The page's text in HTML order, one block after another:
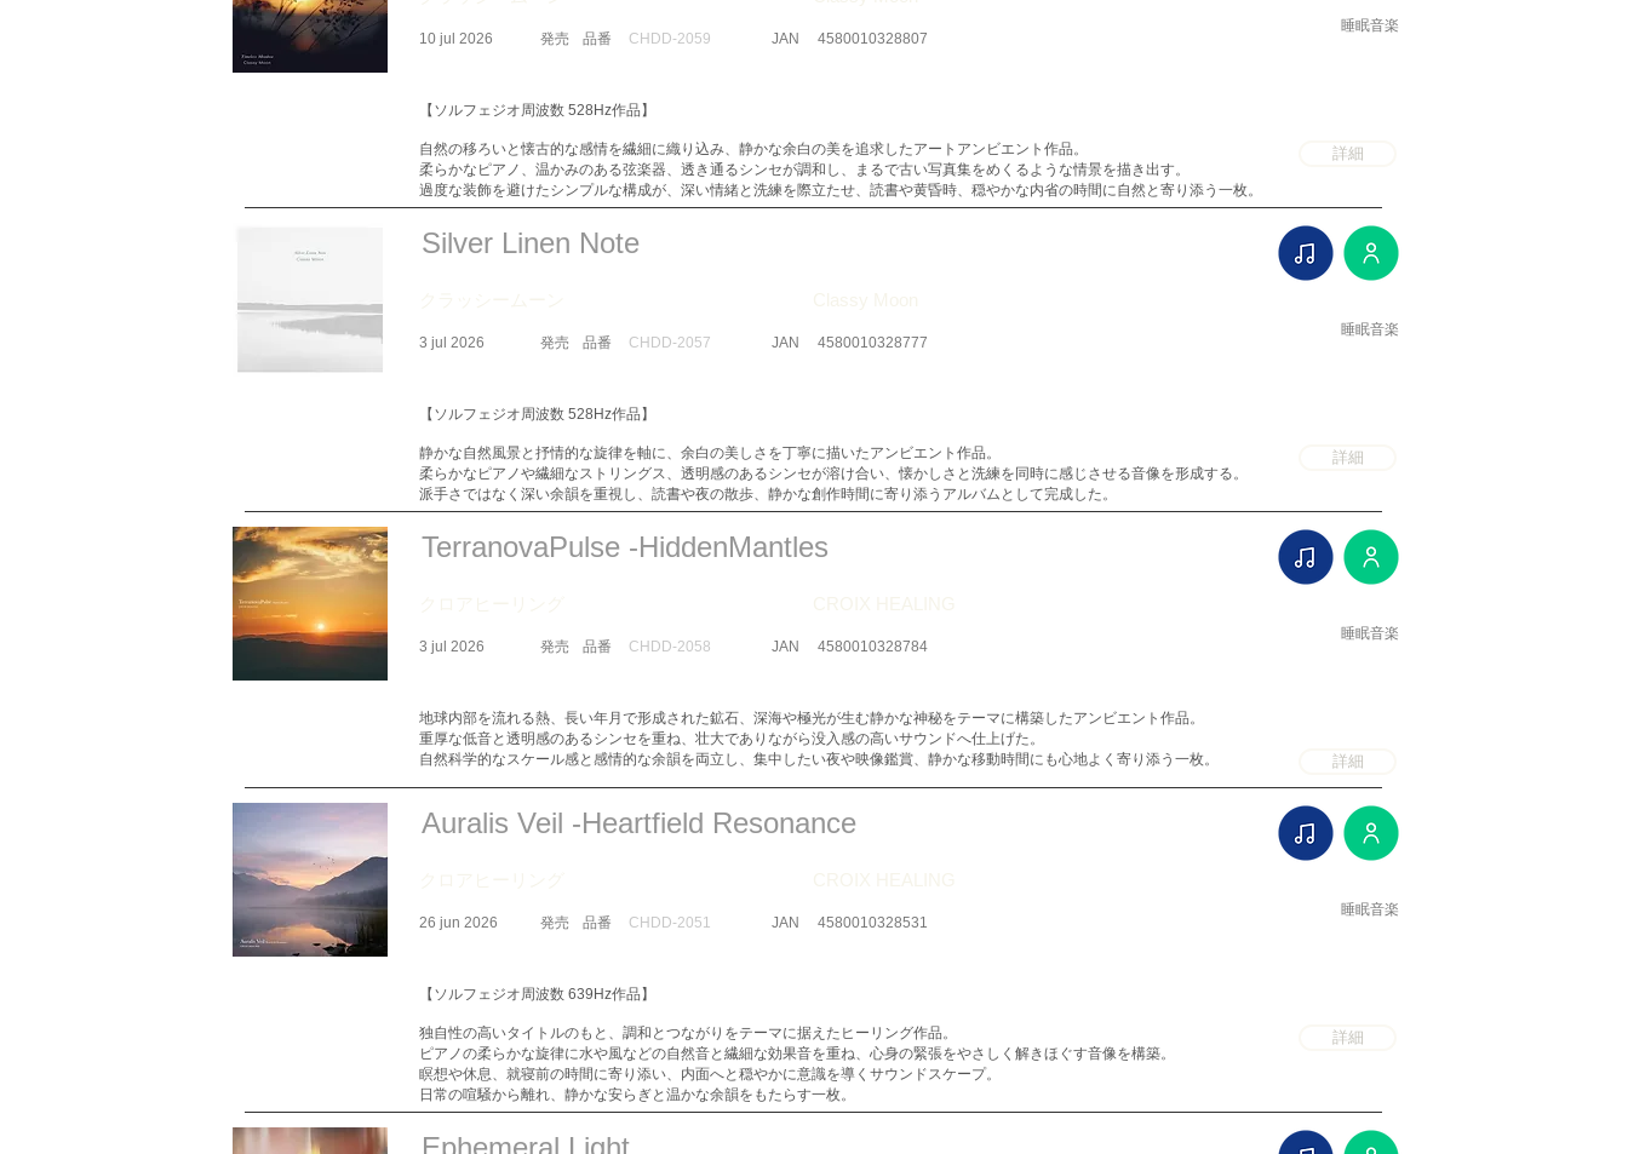
10 jul 2026 ​発売 品番 CHDD-2059 JAN 4580010328807
睡眠音楽
【ソルフェジオ周波数 528Hz作品】
自然の移ろいと懐古的な感情を繊細に織り込み、静かな余白の美を追求したアートアンビエント作品。
柔らかなピアノ、温かみのある弦楽器、透き通るシンセが調和し、まるで古い写真集をめくるような情景を描き出す。
過度な装飾を避けたシンプルな構成が、深い情緒と洗練を際立たせ、読書や黄昏時、穏やかな内省の時間に自然と寄り添う一枚。
詳細
Silver Linen Note
3 jul 2026 ​発売 品番 CHDD-2057 JAN 4580010328777
睡眠音楽
【ソルフェジオ周波数 528Hz作品】
静かな自然風景と抒情的な旋律を軸に、余白の美しさを丁寧に描いたアンビエント作品。
柔らかなピアノや繊細なストリングス、透明感のあるシンセが溶け合い、懐かしさと洗練を同時に感じさせる音像を形成する。
派手さではなく深い余韻を重視し、読書や夜の散歩、静かな創作時間に寄り添うアルバムとして完成した。
詳細
TerranovaPulse -HiddenMantles
3 jul 2026 ​発売 品番 CHDD-2058 JAN 4580010328784
睡眠音楽
地球内部を流れる熱、長い年月で形成された鉱石、深海や極光が生む静かな神秘をテーマに構築したアンビエント作品。
重厚な低音と透明感のあるシンセを重ね、壮大でありながら没入感の高いサウンドへ仕上げた。
自然科学的なスケール感と感情的な余韻を両立し、集中したい夜や映像鑑賞、静かな移動時間にも心地よく寄り添う一枚。
詳細
Auralis Veil -Heartfield Resonance
26 jun 2026 ​発売 品番 CHDD-2051 JAN 4580010328531
睡眠音楽
【ソルフェジオ周波数 639Hz作品】
独自性の高いタイトルのもと、調和とつながりをテーマに据えたヒーリング作品。
ピアノの柔らかな旋律に水や風などの自然音と繊細な効果音を重ね、心身の緊張をやさしく解きほぐす音像を構築。
瞑想や休息、就寝前の時間に寄り添い、内面へと穏やかに意識を導くサウンドスケープ。
日常の喧騒から離れ、静かな安らぎと温かな余韻をもたらす一枚。
詳細
Ephemeral Light